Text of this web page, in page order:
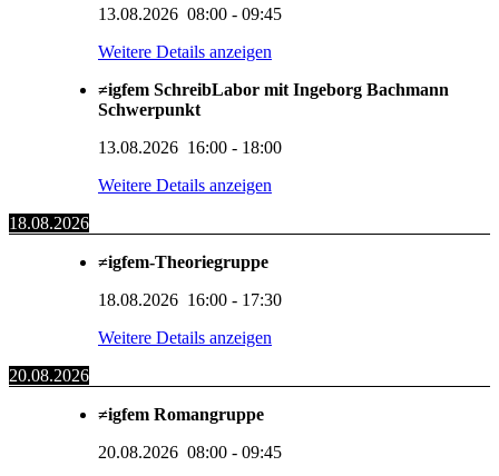
13.08.2026 08:00 - 09:45
Weitere Details anzeigen
≠igfem SchreibLabor mit Ingeborg Bachmann
Schwerpunkt
13.08.2026 16:00 - 18:00
Weitere Details anzeigen
18.08.2026
≠igfem-Theoriegruppe
18.08.2026 16:00 - 17:30
Weitere Details anzeigen
20.08.2026
≠igfem Romangruppe
20.08.2026 08:00 - 09:45